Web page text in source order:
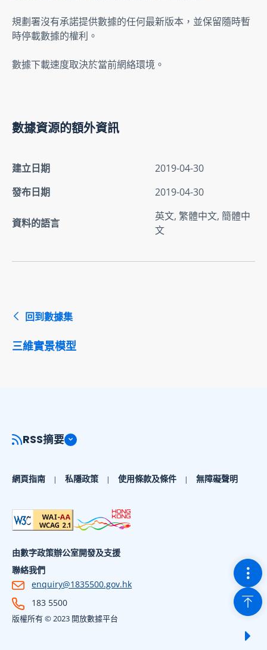
規劃署沒有承諾提供數據的任何最新版本，並保留隨時暫
時停載數據的權利。
數據下載速度取決於當前網絡環境。
數據資源的額外資訊
建立日期
2019-04-30
發布日期
2019-04-30
資料的語言
英文, 繁體中文, 簡體中
文
回到數據集
三維實景模型
切
回到
RSS摘要
網頁指南 私隱政策 使用條款及條件 無障礙聲明
由數字政策辦公室開發及支援
聯絡我們
enquiry@1835500.gov.hk
183 5500
版權所有 © 2023 開放數據平台